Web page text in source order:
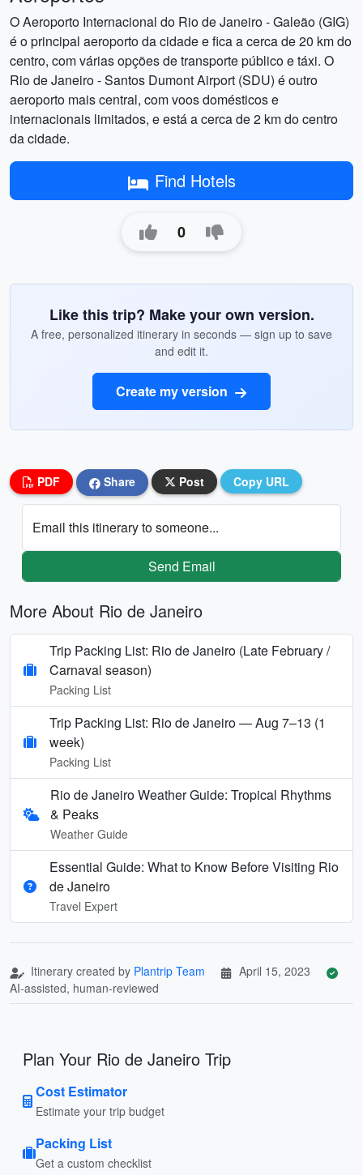
O Aeroporto Internacional do Rio de Janeiro - Galeão (GIG)
é o principal aeroporto da cidade e fica a cerca de 20 km do
centro, com várias opções de transporte público e táxi. O
Rio de Janeiro - Santos Dumont Airport (SDU) é outro
aeroporto mais central, com voos domésticos e
internacionais limitados, e está a cerca de 2 km do centro
da cidade.
Find Hotels
0
Like this trip? Make your own version.
A free, personalized itinerary in seconds — sign up to save
and edit it.
Create my version
PDF Share Post Copy URL
Email this itinerary to someone...
Send Email
More About Rio de Janeiro
Trip Packing List: Rio de Janeiro (Late February /
Carnaval season)
Packing List
Trip Packing List: Rio de Janeiro — Aug 7–13 (1
week)
Packing List
Rio de Janeiro Weather Guide: Tropical Rhythms
& Peaks
Weather Guide
Essential Guide: What to Know Before Visiting Rio
de Janeiro
Travel Expert
Itinerary created by Plantrip Team
April 15, 2023
AI-assisted, human-reviewed
Plan Your Rio de Janeiro Trip
Cost Estimator
Estimate your trip budget
Packing List
Get a custom checklist